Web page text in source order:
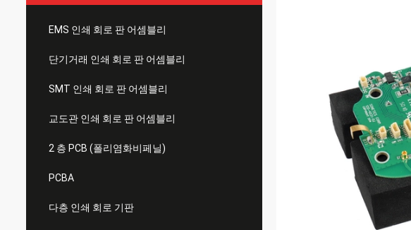
EMS 인쇄 회로 판 어셈블리
단기거래 인쇄 회로 판 어셈블리
SMT 인쇄 회로 판 어셈블리
교도관 인쇄 회로 판 어셈블리
2 층 PCB (폴리염화비페닐)
PCBA
다층 인쇄 회로 기판